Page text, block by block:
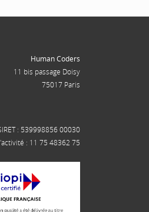
Human Coders
11 bis passage Doisy
75017 Paris
: 539998856 00030
: 11 75 48362 75